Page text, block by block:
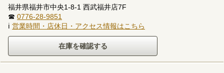
福井県福井市中央1-8-1 西武福井店7F
☎ 0776-28-9851
ℹ 営業時間・店休日・アクセス情報はこちら